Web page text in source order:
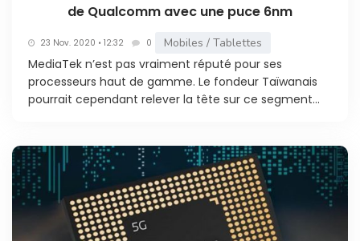
de Qualcomm avec une puce 6nm
23 Nov. 2020 • 12:32 0 Mobiles / Tablettes
MediaTek n’est pas vraiment réputé pour ses
processeurs haut de gamme. Le fondeur Taïwanais
pourrait cependant relever la tête sur ce segment...